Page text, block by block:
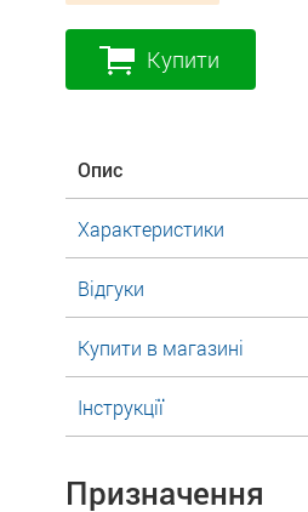
Купити
Опис
Характеристики
Відгуки
Купити в магазині
Інструкції
Призначення